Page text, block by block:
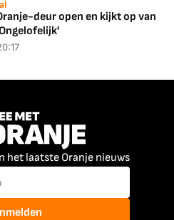
deur open en kijkt op van
het laatste Oranje nieuws